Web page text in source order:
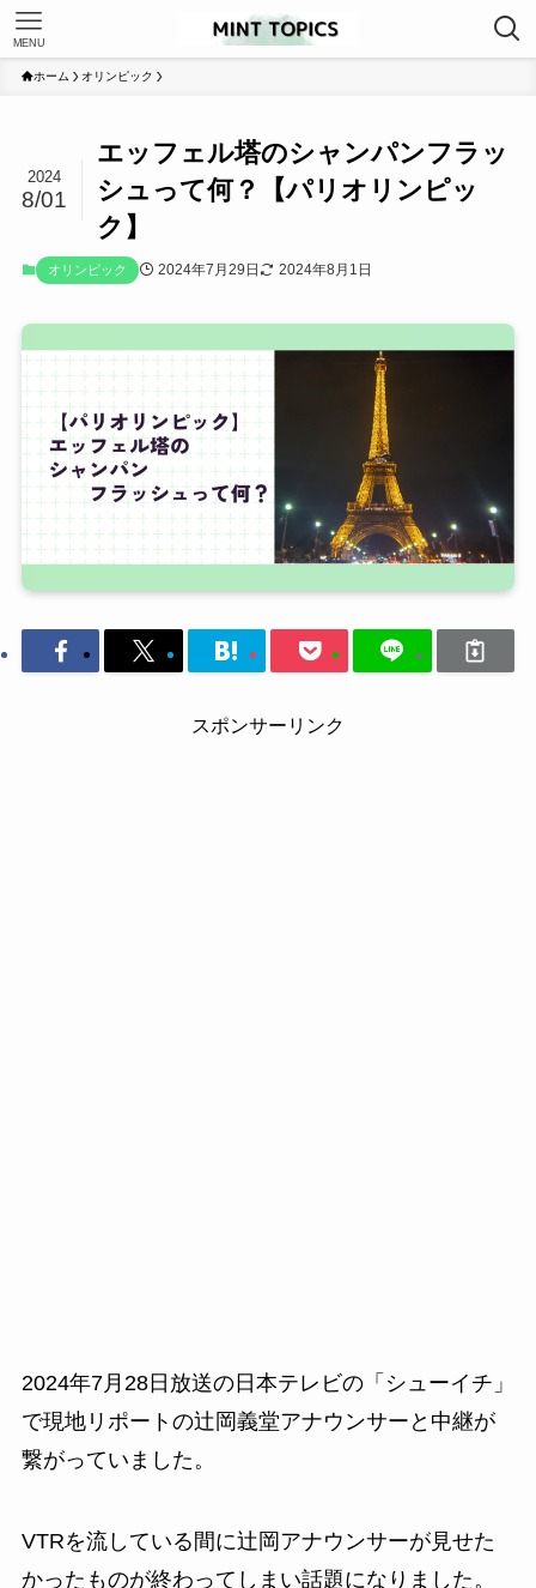
MENU
ホーム オリンピック
エッフェル塔のシャンパンフラッ
シュって何？【パリオリンピッ
ク】
2024
8/01
オリンピック 2024年7月29日 2024年8月1日
スポンサーリンク
2024年7月28日放送の日本テレビの「シューイチ」
で現地リポートの辻岡義堂アナウンサーと中継が
繋がっていました。
VTRを流している間に辻岡アナウンサーが見せた
かったものが終わってしまい話題になりました。